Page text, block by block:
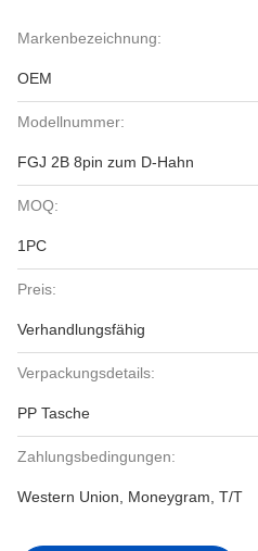
Markenbezeichnung:
OEM
Modellnummer:
FGJ 2B 8pin zum D-Hahn
MOQ:
1PC
Preis:
Verhandlungsfähig
Verpackungsdetails:
PP Tasche
Zahlungsbedingungen:
Western Union, Moneygram, T/T